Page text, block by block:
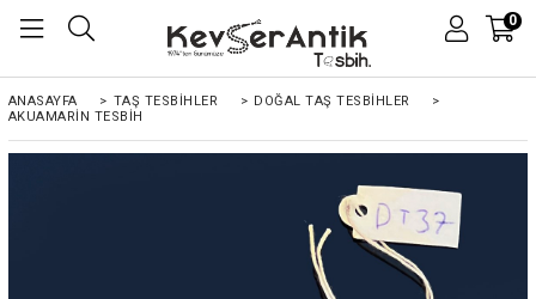
0
ANASAYFA > TAŞ TESBİHLER > DOĞAL TAŞ TESBİHLER
>
AKUAMARIN TESBIH